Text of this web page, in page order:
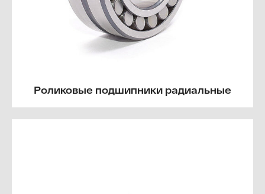
Роликовые подшипники радиальные